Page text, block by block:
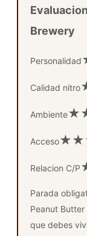
Brewery
Personalidad
Calidad nitro
Ambiente
Acceso
Relacion C/P
Parada
Peanut
que debes